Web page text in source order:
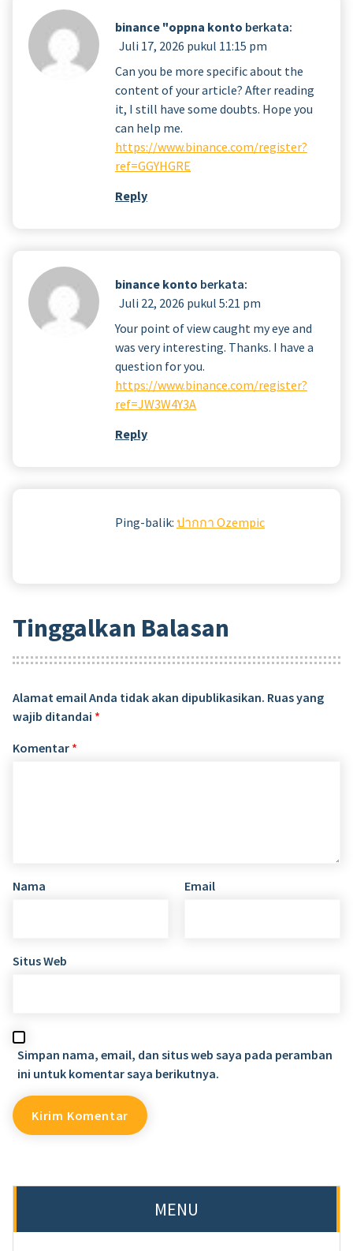
binance "oppna konto berkata:
Juli 17, 2026 pukul 11:15 pm
Can you be more specific about the
content of your article? After reading
it, I still have some doubts. Hope you
can help me.
https://www.binance.com/register?
ref=GGYHGRE
Reply
binance konto berkata:
Juli 22, 2026 pukul 5:21 pm
Your point of view caught my eye and
was very interesting. Thanks. I have a
question for you.
https://www.binance.com/register?
ref=JW3W4Y3A
Reply
Ping-balik: ปากกา Ozempic
Tinggalkan Balasan
Alamat email Anda tidak akan dipublikasikan. Ruas yang
wajib ditandai *
Komentar *
Nama Email
Situs Web
Simpan nama, email, dan situs web saya pada peramban
ini untuk komentar saya berikutnya.
MENU